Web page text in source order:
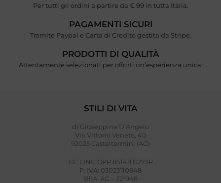
Per tutti gli ordini a partire da € 99 in tutta Italia.
PAGAMENTI SICURI
Tramite Paypal e Carta di Credito gestita da Stripe.
PRODOTTI DI QUALITÀ
Attentamente selezionati per offrirti un’esperienza unica.
STILI DI VITA
di Giuseppina D’Angelo
Via Vittorio Veneto, 40
92025 Casteltermini (AG)
CF: DNG GPP 85T48 G273P
P. IVA: 03023110848
REA: AG – 221948